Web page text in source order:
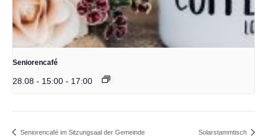
Seniorencafé
28.08 - 15:00 - 17:00
Seniorencafé im Sitzungsaal der Gemeinde Solarstammtisch